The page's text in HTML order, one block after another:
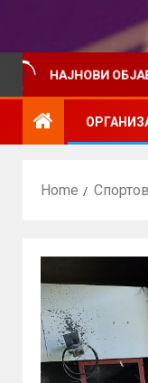
НАЈНОВИ
билтен за
Home